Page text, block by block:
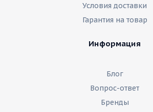
Условия доставки
Гарантия на товар
Информация
Блог
Вопрос-ответ
Бренды